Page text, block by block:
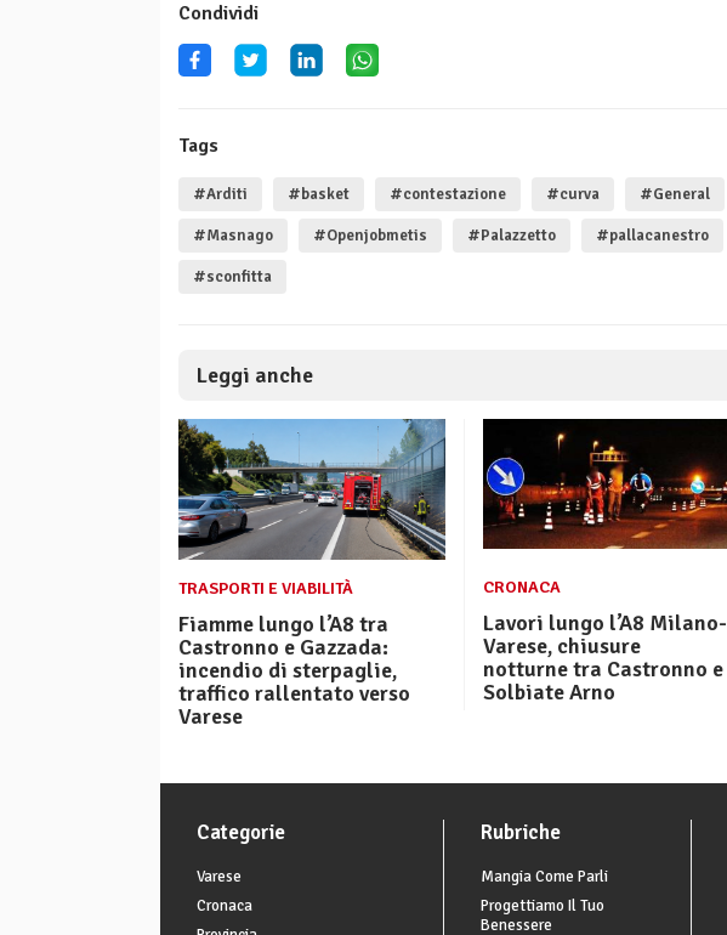
Condividi
Tags
#Arditi #basket #contestazione #curva #General
#Masnago #Openjobmetis #Palazzetto #pallacanestro
#sconfitta
Leggi anche
TRASPORTI E VIABILITÀ
Fiamme lungo l’A8 tra
Castronno e Gazzada:
incendio di sterpaglie,
traffico rallentato verso
Varese
CRONACA
Lavori lungo l’A8 Milano-
Varese, chiusure
notturne tra Castronno e
Solbiate Arno
Categorie
Varese
Cronaca
Rubriche
Mangia Come Parli
Progettiamo Il Tuo
Benessere